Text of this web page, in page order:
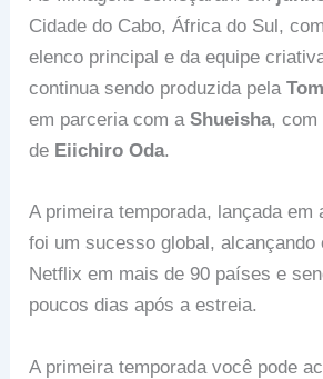
Cidade do Cabo, África do Sul,
elenco principal e da equipe
continua sendo produzida pela
em parceria com aShueisha, com
de Eiichiro Oda.
A primeira temporada, lançada em
foi um sucesso global, alcançando
Netflix em mais de 90 países e
poucos dias após a estreia.
A primeira temporada você pode